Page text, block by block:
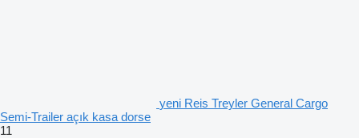
yeni Reis Treyler General Cargo
Semi-Trailer açık kasa dorse
11